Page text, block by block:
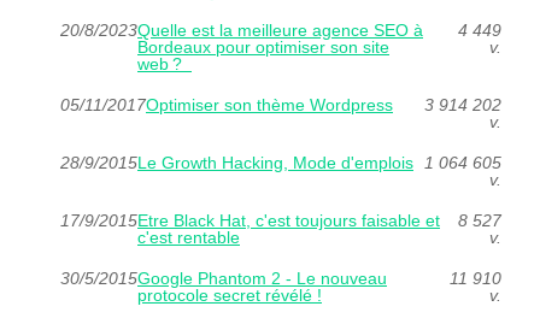
20/8/2023Quelle est la meilleure agence SEO à
Bordeaux pour optimiser son site
web ?
4 449
v.
05/11/2017Optimiser son thème Wordpress
3 914 202
v.
28/9/2015Le Growth Hacking, Mode d'emplois
1 064 605
v.
17/9/2015Etre Black Hat, c'est toujours faisable et
c'est rentable
8 527
v.
30/5/2015Google Phantom 2 - Le nouveau
protocole secret révélé !
11 910
v.